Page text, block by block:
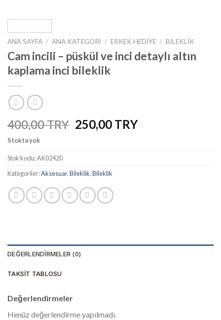
ANA SAYFA / ANA KATEGORI / ERKEK HEDIYE / BILEKLIK
Cam incili – püskül ve inci detaylı altın
kaplama inci bileklik
400,00
Orijinal
fiyat:
₺400,00.
250,00
Şu
fiyat:
Stokta yok
Stok kodu:AK02420
Kategoriler:Aksesuar,Bileklik,Bileklik
DEĞERLENDIRMELER (0)
TAKSIT TABLOSU
Değerlendirmeler
Henüz değerlendirme yapılmadı.